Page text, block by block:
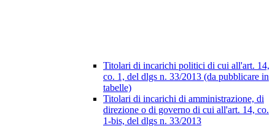
Titolari di incarichi politici di cui all'art. 14,
co. 1, del dlgs n. 33/2013 (da pubblicare in
tabelle)
Titolari di incarichi di amministrazione, di
direzione o di governo di cui all'art. 14, co.
1-bis, del dlgs n. 33/2013